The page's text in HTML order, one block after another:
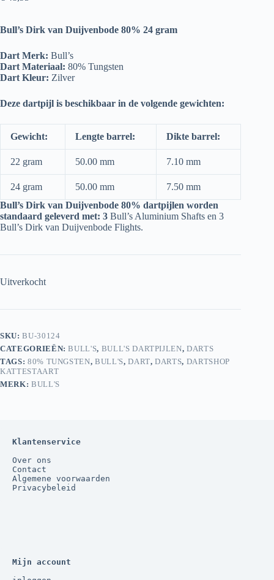
Bull’s Dirk van Duijvenbode 80% 24 gram
Dart Merk: Bull’s
Dart Materiaal: 80% Tungsten
Dart Kleur: Zilver
Deze dartpijl is beschikbaar in de volgende gewichten:
Gewicht: Lengte barrel: Dikte barrel:
22 gram 50.00 mm 7.10 mm
24 gram 50.00 mm
7.50 mm
Bull’s Dirk van Duijvenbode 80% dartpijlen worden
standaard geleverd met: 3 Bull’s Aluminium Shafts en 3
Bull’s Dirk van Duijvenbode Flights.
Uitverkocht
SKU:BU-30124
CATEGORIEËN:BULL'S, BULL'S DARTPIJLEN,DARTS
TAGS: 80% TUNGSTEN,BULL'S,DART,DARTS, DARTSHOP
KATTESTAART
MERK: BULL'S
Klantenservice
Over ons
Contact
Algemene voorwaarden
Privacybeleid
Mijn account